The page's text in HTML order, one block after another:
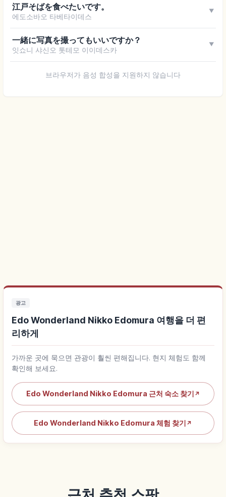
江戸そばを食べたいです。
에도소바오 타베타이데스
▼
一緒に写真を撮ってもいいですか？
잇쇼니 샤신오 톳테모 이이데스카
▼
브라우저가 음성 합성을 지원하지 않습니다
광고
Edo Wonderland Nikko Edomura 여행을 더 편
리하게
가까운 곳에 묵으면 관광이 훨씬 편해집니다. 현지 체험도 함께
확인해 보세요.
Edo Wonderland Nikko Edomura 근처 숙소 찾기 ↗
Edo Wonderland Nikko Edomura 체험 찾기 ↗